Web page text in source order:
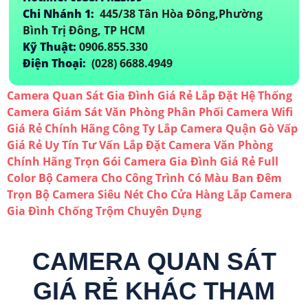
Chi Nhánh 1: 445/38 Tân Hòa Đông,Phường
Bình Trị Đông, TP HCM
Kỹ Thuật: 0906.855.330
Điện Thoại: (028) 6688.4949
Camera Quan Sát Gia Đình Giá Rẻ Lắp Đặt Hệ Thống
Camera Giám Sát Văn Phòng Phân Phối Camera Wifi
Giá Rẻ Chính Hãng Công Ty Lắp Camera Quận Gò Vấp
Giá Rẻ Uy Tín Tư Vấn Lắp Đặt Camera Văn Phòng
Chính HãngTrọn Gói Camera Gia Đình Giá Rẻ Full
Color Bộ Camera Cho Công Trình Có Màu Ban Đêm
Trọn Bộ Camera Siêu Nét Cho Cửa Hàng Lắp Camera
Gia Đình Chống Trộm Chuyên Dụng
CAMERA QUAN SÁT
GIÁ RẺ KHÁC THAM